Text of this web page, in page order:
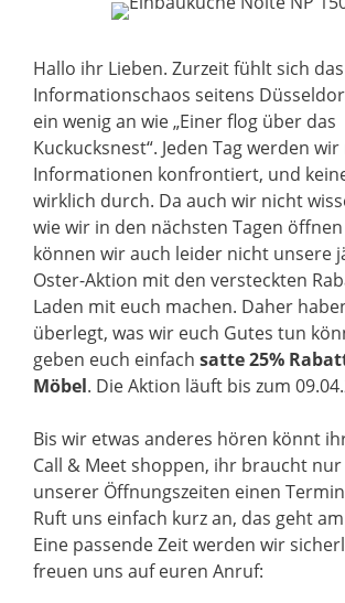
Hallo ihr Lieben. Zurzeit fühlt sich das
Informationschaos seitens
ein wenig an wie „Einer flog über das
Kuckucksnest“. Jeden Tag werden
Informationen konfrontiert, und
wirklich durch. Da auch wir nicht
wie wir in den nächsten Tagen
können wir auch leider nicht unsere
Oster-Aktion mit den versteckten
Laden mit euch machen. Daher
überlegt, was wir euch Gutes tun
geben euch einfach satte 25%
Möbel. Die Aktion läuft bis zum
Bis wir etwas anderes hören könnt
Call & Meet shoppen, ihr braucht
unserer Öffnungszeiten einen
Ruft uns einfach kurz an, das geht
Eine passende Zeit werden wir
freuen uns auf euren Anruf: